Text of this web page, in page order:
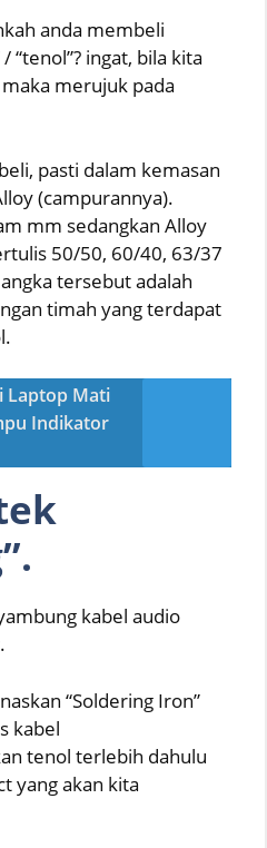
anda membeli
“tenol”? ingat, bila kita
merujuk pada
pasti dalam kemasan
(campurannya).
mm sedangkan Alloy
50/50, 60/40, 63/37
tersebut adalah
timah yang terdapat
Laptop Mati
Indikator
kabel audio
“Soldering Iron”
kabel
tenol terlebih dahulu
yang akan kita